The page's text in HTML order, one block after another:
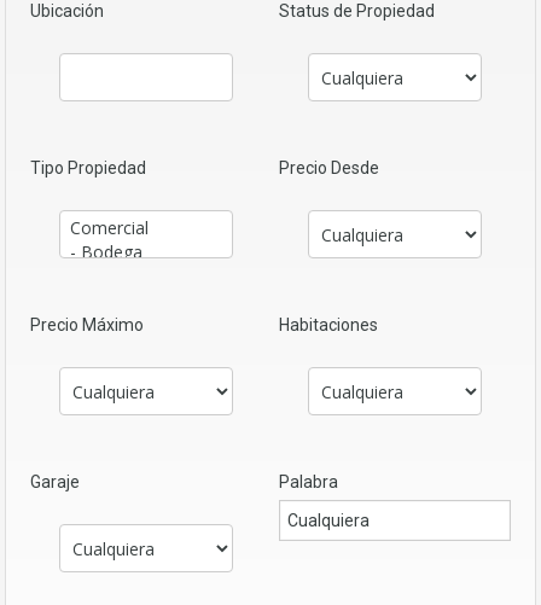
Ubicación Status de Propiedad
Tipo Propiedad Precio Desde
Precio Máximo Habitaciones
Garaje Palabra